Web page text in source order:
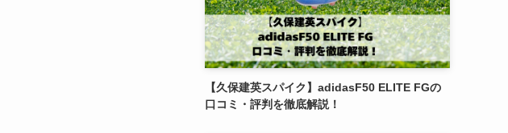
【久保建英スパイク】adidasF50 ELITE FGの
口コミ・評判を徹底解説！